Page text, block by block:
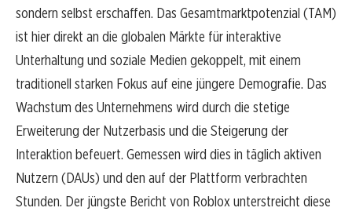
sondern selbst erschaffen. Das Gesamtmarktpotenzial (TAM)
ist hier direkt an die globalen Märkte für interaktive
Unterhaltung und soziale Medien gekoppelt, mit einem
traditionell starken Fokus auf eine jüngere Demografie. Das
Wachstum des Unternehmens wird durch die stetige
Erweiterung der Nutzerbasis und die Steigerung der
Interaktion befeuert. Gemessen wird dies in täglich aktiven
Nutzern (DAUs) und den auf der Plattform verbrachten
Stunden. Der jüngste Bericht von Roblox unterstreicht diese